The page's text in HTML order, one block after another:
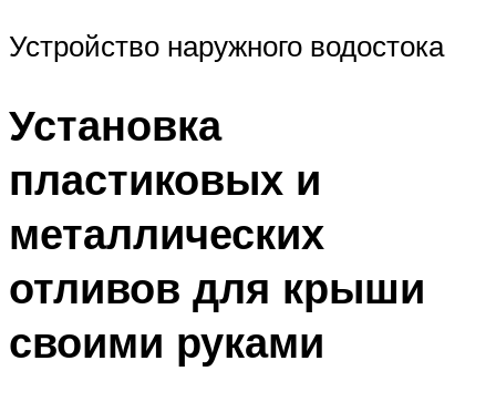
Устройство наружного водостока
Установка
пластиковых и
металлических
отливов для крыши
своими руками